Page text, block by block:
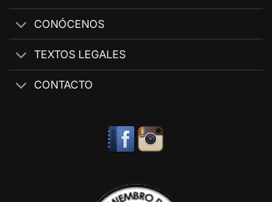
CONÓCENOS
TEXTOS LEGALES
CONTACTO